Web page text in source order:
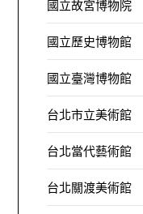
國立故宮博物院
國立歷史博物館
國立臺灣博物館
台北市立美術館
台北當代藝術館
台北關渡美術館